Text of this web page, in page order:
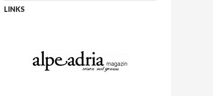
LINKS